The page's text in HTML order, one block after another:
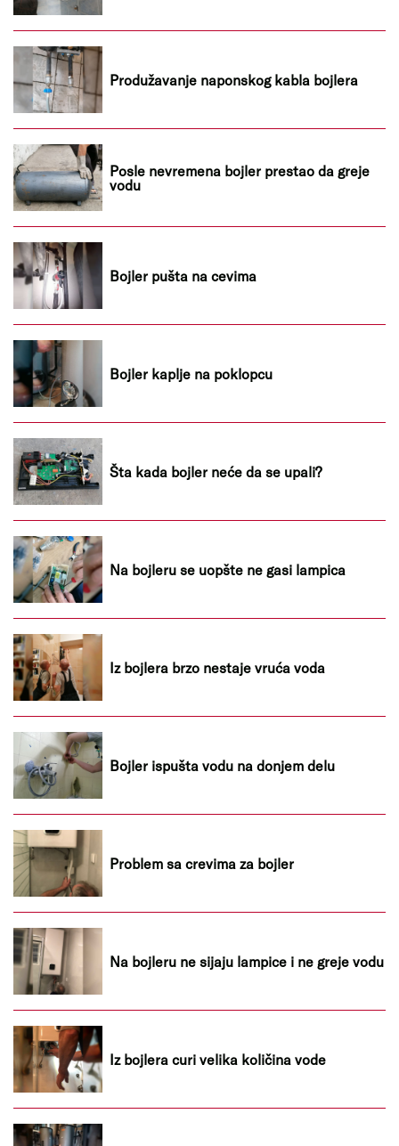
Produžavanje naponskog kabla bojlera
Posle nevremena bojler prestao da greje
vodu
Bojler pušta na cevima
Bojler kaplje na poklopcu
Šta kada bojler neće da se upali?
Na bojleru se uopšte ne gasi lampica
Iz bojlera brzo nestaje vruća voda
Bojler ispušta vodu na donjem delu
Problem sa crevima za bojler
Na bojleru ne sijaju lampice i ne greje vodu
Iz bojlera curi velika količina vode